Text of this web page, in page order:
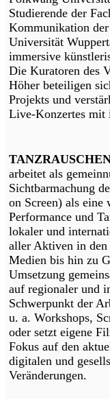
Studierende der
Kommunikation
Universität
immersive
Die Kuratoren des
Höher beteiligen
Projekts und
Live-Konzertes mit
arbeitet als
Sichtbarmachung
on Screen) als eine
Performance und
lokaler und
aller Aktiven in den
Medien bis hin zu
Umsetzung
auf regionaler und
Schwerpunkt der
u. a. Workshops,
oder setzt eigene
Fokus auf den
digitalen und
Veränderungen.